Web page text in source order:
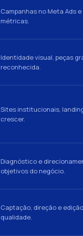
Campanhas no Meta Ads
métricas.
Identidade visual, peças
reconhecida.
Sites institucionais,
crescer.
Diagnóstico e
objetivos do negócio.
Captação, direção e
qualidade.